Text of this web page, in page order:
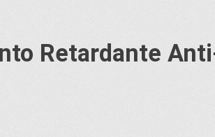
Retardante